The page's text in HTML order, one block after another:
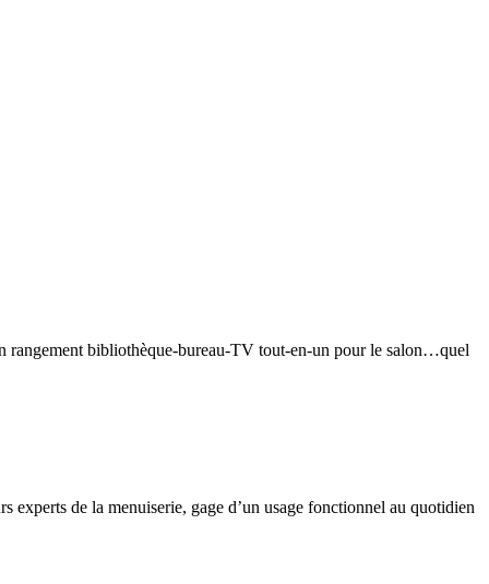
rangement bibliothèque-bureau-TV tout-en-un pour le salon…quel
experts de la menuiserie, gage d’un usage fonctionnel au quotidien